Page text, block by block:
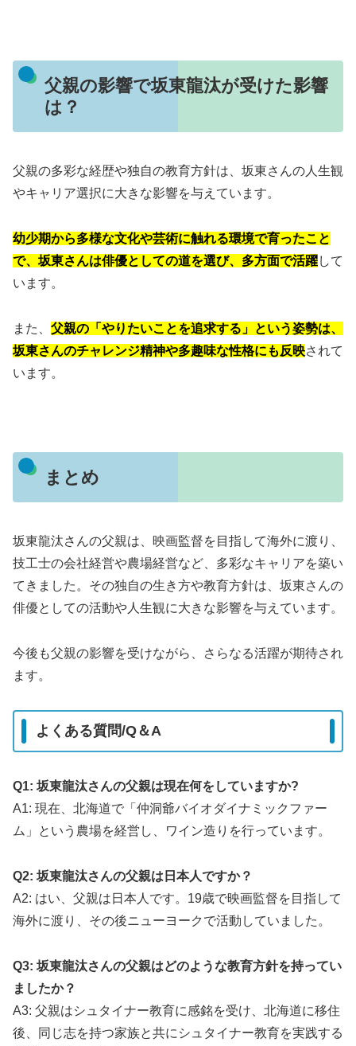
父親の影響で坂東龍汰が受けた影響
は？
父親の多彩な経歴や独自の教育方針は、坂東さんの人生観
やキャリア選択に大きな影響を与えています。
幼少期から多様な文化や芸術に触れる環境で育ったこと
で、坂東さんは俳優としての道を選び、多方面で活躍して
います。
また、 父親の「やりたいことを追求する」という姿勢は、
坂東さんのチャレンジ精神や多趣味な性格にも反映されて
います。
まとめ
坂東龍汰さんの父親は、映画監督を目指して海外に渡り、
技工士の会社経営や農場経営など、多彩なキャリアを築い
てきました。その独自の生き方や教育方針は、坂東さんの
俳優としての活動や人生観に大きな影響を与えています。
今後も父親の影響を受けながら、さらなる活躍が期待され
ます。
よくある質問/Q＆A
Q1: 坂東龍汰さんの父親は現在何をしていますか?
A1: 現在、北海道で「仲洞爺バイオダイナミックファー
ム」という農場を経営し、ワイン造りを行っています。
Q2: 坂東龍汰さんの父親は日本人ですか？
A2: はい、父親は日本人です。19歳で映画監督を目指して
海外に渡り、その後ニューヨークで活動していました。
Q3: 坂東龍汰さんの父親はどのような教育方針を持ってい
ましたか？
A3: 父親はシュタイナー教育に感銘を受け、北海道に移住
後、同じ志を持つ家族と共にシュタイナー教育を実践する